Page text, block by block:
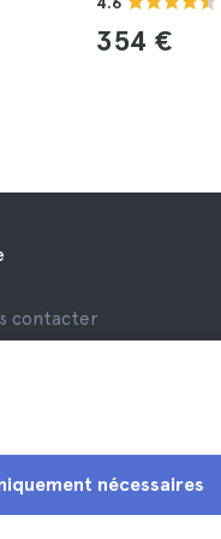
354 €
nécessaires
contacter